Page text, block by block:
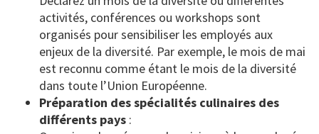
activités, conférences ou workshops sont
organisés pour sensibiliser les employés aux
enjeux de la diversité. Par exemple, le mois de mai
est reconnu comme étant le mois de la diversité
dans toute l’Union Européenne.
Préparation des spécialités culinaires des
différents pays :